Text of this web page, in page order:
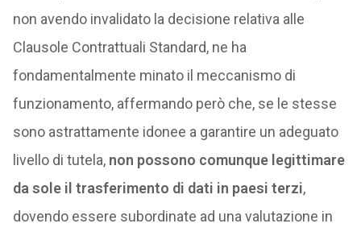
non avendo invalidato la decisione relativa alle
Clausole Contrattuali Standard, ne ha
fondamentalmente minato il meccanismo di
funzionamento, affermando però che, se le stesse
sono astrattamente idonee a garantire un adeguato
livello di tutela, non possono comunque legittimare
da sole il trasferimento di dati in paesi terzi,
dovendo essere subordinate ad una valutazione in